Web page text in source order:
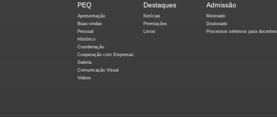
PEQ
Apresentação
Boas-vindas
Pessoal
Histórico
Coordenação
Cooperação com Empresas
Galeria
Comunicação Visual
Videos
Destaques
Notícias
Premiações
Livros
Admissão
Mestrado
Doutorado
Processos seletivos para docentes